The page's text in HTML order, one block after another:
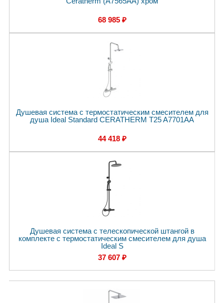
68 985 ₽
Душевая система с термостатическим смесителем для
душа Ideal Standard CERATHERM T25 A7701AA
44 418 ₽
Душевая система с телескопической штангой в
комплекте с термостатическим смесителем для душа
Ideal S
37 607 ₽